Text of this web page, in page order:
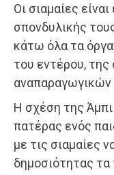
Οι σιαμαίες
σπονδυλικής
κάτω όλα τα
του εντέρου,
αναπαραγωγικών
Η σχέση της Άμπι
πατέρας ενός
με τις σιαμαίες
δημοσιότητας τα